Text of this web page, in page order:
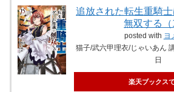
追放された転生重騎
無双する（
posted with ヨ
猫子/武六甲理衣/じゃいあん
日
楽天ブックス